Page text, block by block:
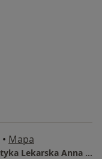
• Mapa
Indywidualna Specjalistyczna Praktyka Lekarska Anna Jerzemowska